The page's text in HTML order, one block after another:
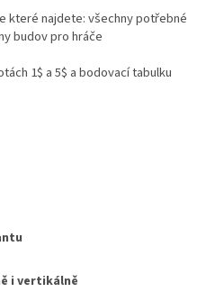
které najdete: všechny potřebné
budov pro hráče
1$ a 5$ a bodovací tabulku
i vertikálně